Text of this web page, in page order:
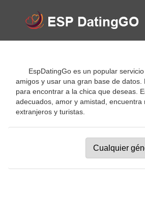
EspDatingGo es un popular
amigos y usar una gran base de
para encontrar a la chica que deseas.
adecuados, amor y amistad,
extranjeros y turistas.